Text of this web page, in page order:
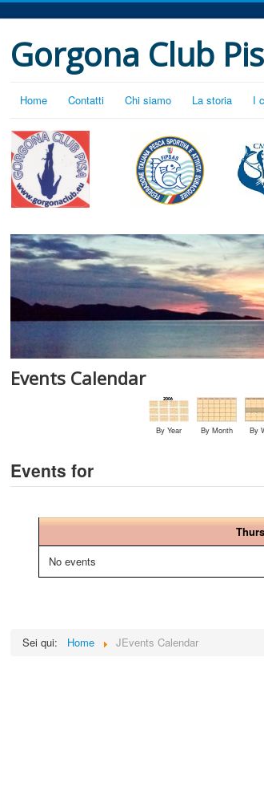
Gorgona Club
Home Contatti Chi siamo La storia I
Events Calendar
By Year By Month By
Events for
No events
Sei qui: Home JEvents Calendar